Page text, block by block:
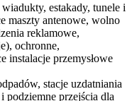
estakady, tunele i
maszty antenowe, wolno
reklamowe,
ochronne,
instalacje przemysłowe
stacje uzdatniania
podziemne przejścia dla